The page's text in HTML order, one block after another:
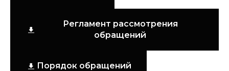
Регламент рассмотрения
обращений
Порядок обращений